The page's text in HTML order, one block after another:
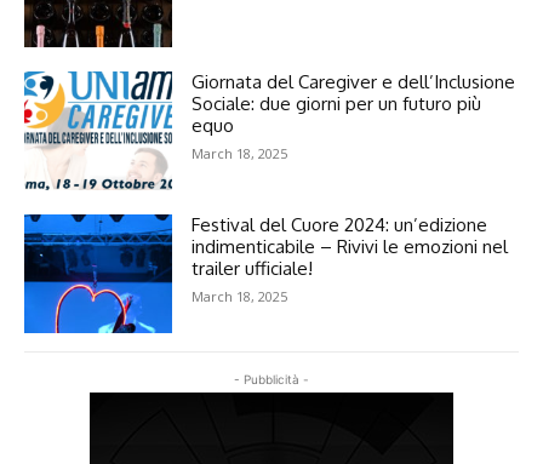
Giornata del Caregiver e dell’Inclusione
Sociale: due giorni per un futuro più
equo
March 18, 2025
Festival del Cuore 2024: un’edizione
indimenticabile – Rivivi le emozioni nel
trailer ufficiale!
March 18, 2025
- Pubblicità -